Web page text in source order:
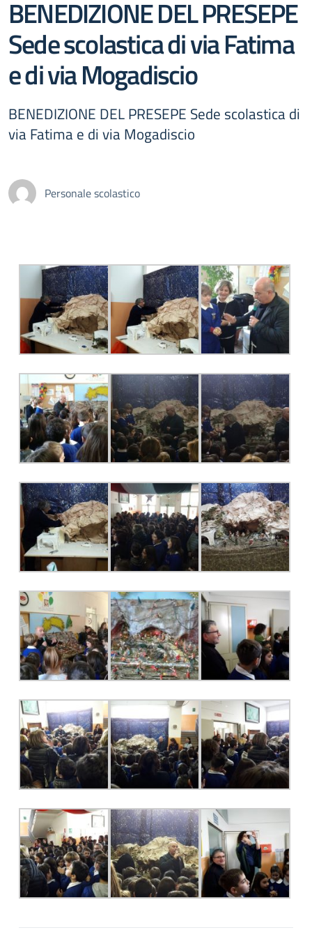
BENEDIZIONE DEL PRESEPE
Sede scolastica di via Fatima
e di via Mogadiscio
BENEDIZIONE DEL PRESEPE Sede scolastica di
via Fatima e di via Mogadiscio
Personale scolastico